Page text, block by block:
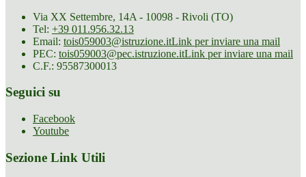
Via XX Settembre, 14A - 10098 - Rivoli (TO)
Tel: +39 011.956.32.13
Email: tois059003@istruzione.itLink per inviare una mail
PEC: tois059003@pec.istruzione.itLink per inviare una mail
C.F.: 95587300013
Seguici su
Facebook
Youtube
Sezione Link Utili